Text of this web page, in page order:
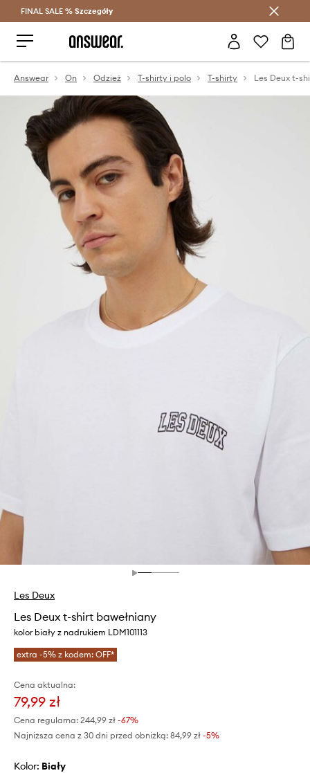
Oszczędzaj z Answear Club >
FINAL SALE % Szczegóły
Answear On Odzież T-shirty i polo T-shirty Les Deux t-
Les Deux
Les Deux t-shirt bawełniany
kolor biały z nadrukiem LDM101113
extra -5% z kodem: OFF*
Cena aktualna:
79,99 zł
Cena regularna: 244,99 zł -67%
Najniższa cena z 30 dni przed obniżką: 84,99 zł -5%
Kolor: biały